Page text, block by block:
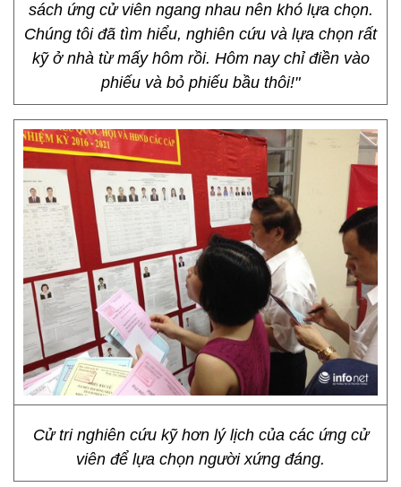
sách ứng cử viên ngang nhau nên khó lựa chọn.
Chúng tôi đã tìm hiểu, nghiên cứu và lựa chọn rất
kỹ ở nhà từ mấy hôm rồi. Hôm nay chỉ điền vào
phiếu và bỏ phiếu bầu thôi!"
Cử tri nghiên cứu kỹ hơn lý lịch của các ứng cử
viên để lựa chọn người xứng đáng.